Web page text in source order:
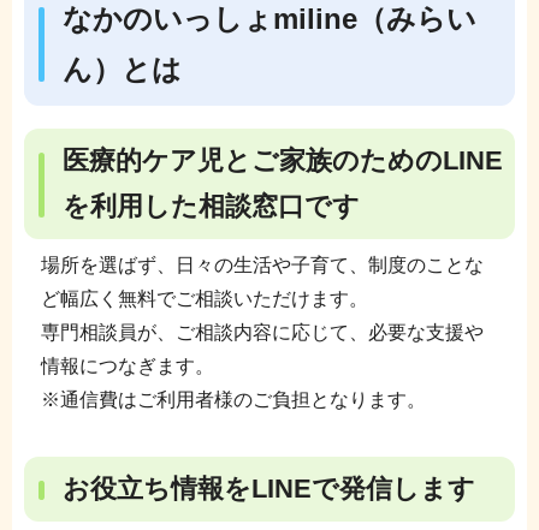
なかのいっしょmiline（みらい
ん）とは
医療的ケア児とご家族のためのLINE
を利用した相談窓口です
場所を選ばず、日々の生活や子育て、制度のことな
ど幅広く無料でご相談いただけます。
専門相談員が、ご相談内容に応じて、必要な支援や
情報につなぎます。
※通信費はご利用者様のご負担となります。
お役立ち情報をLINEで発信します